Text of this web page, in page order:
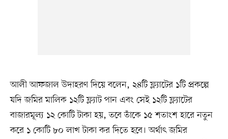
আলী আফজাল উদাহরণ দিয়ে বলেন, ২৪টি ফ্ল্যাটের ১টি প্রকল্পে
যদি জমির মালিক ১২টি ফ্ল্যাট পান এবং সেই ১২টি ফ্ল্যাটের
বাজারমূল্য ১২ কোটি টাকা হয়, তবে তাঁকে ১৫ শতাংশ হারে নতুন
করে ১ কোটি ৮০ লাখ টাকা কর দিতে হবে। অর্থাৎ জমির